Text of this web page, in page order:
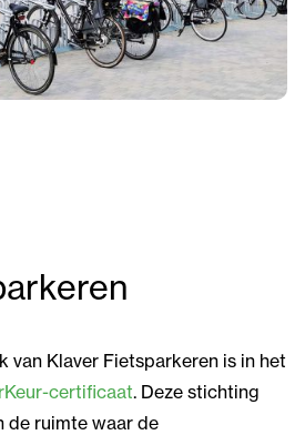
van Klaver Fietsparkeren is in het
certificaat. Deze stichting
de ruimte waar de